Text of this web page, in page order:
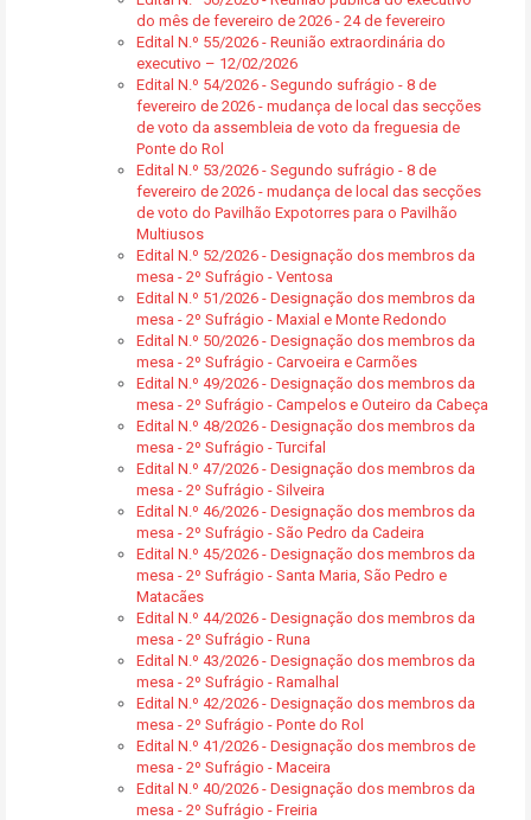
do mês de fevereiro de 2026 - 24 de fevereiro
Edital N.º 55/2026 - Reunião extraordinária do
executivo – 12/02/2026
Edital N.º 54/2026 - Segundo sufrágio - 8 de
fevereiro de 2026 - mudança de local das secções
de voto da assembleia de voto da freguesia de
Ponte do Rol
Edital N.º 53/2026 - Segundo sufrágio - 8 de
fevereiro de 2026 - mudança de local das secções
de voto do Pavilhão Expotorres para o Pavilhão
Multiusos
Edital N.º 52/2026 - Designação dos membros da
mesa - 2º Sufrágio - Ventosa
Edital N.º 51/2026 - Designação dos membros da
mesa - 2º Sufrágio - Maxial e Monte Redondo
Edital N.º 50/2026 - Designação dos membros da
mesa - 2º Sufrágio - Carvoeira e Carmões
Edital N.º 49/2026 - Designação dos membros da
mesa - 2º Sufrágio - Campelos e Outeiro da Cabeça
Edital N.º 48/2026 - Designação dos membros da
mesa - 2º Sufrágio - Turcifal
Edital N.º 47/2026 - Designação dos membros da
mesa - 2º Sufrágio - Silveira
Edital N.º 46/2026 - Designação dos membros da
mesa - 2º Sufrágio - São Pedro da Cadeira
Edital N.º 45/2026 - Designação dos membros da
mesa - 2º Sufrágio - Santa Maria, São Pedro e
Matacães
Edital N.º 44/2026 - Designação dos membros da
mesa - 2º Sufrágio - Runa
Edital N.º 43/2026 - Designação dos membros da
mesa - 2º Sufrágio - Ramalhal
Edital N.º 42/2026 - Designação dos membros da
mesa - 2º Sufrágio - Ponte do Rol
Edital N.º 41/2026 - Designação dos membros de
mesa - 2º Sufrágio - Maceira
Edital N.º 40/2026 - Designação dos membros da
mesa - 2º Sufrágio - Freiria